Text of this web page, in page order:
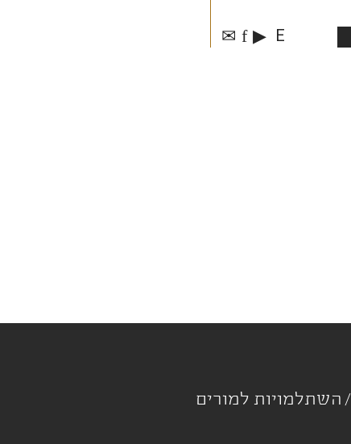
E
▶
f
✉
השתלמויות למורים